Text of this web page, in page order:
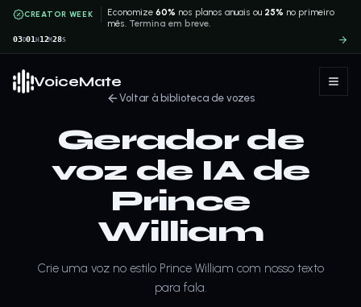
CREATOR WEEK Economize60% nos planos anuais ou 25% no primeiro
mês. Termina em breve.
03D01H 12M28S
VoiceMate
Voltar à biblioteca de vozes
Gerador de
voz de IA de
Prince
William
Crie uma voz no estilo Prince William com nosso texto
para fala.